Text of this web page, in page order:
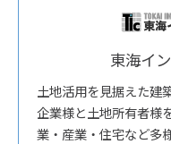
東海イ
土地活用を見据えた建
企業様と土地所有者様
業・産業・住宅など多